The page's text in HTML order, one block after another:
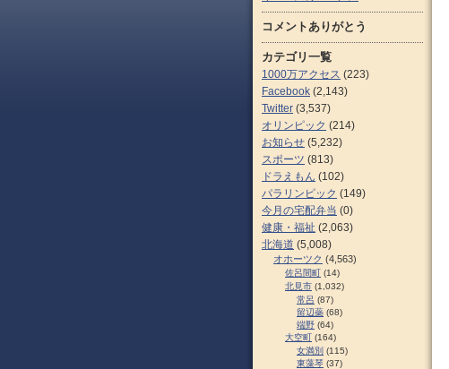
コメントありがとう
カテゴリ一覧
1000万アクセス (223)
Facebook (2,143)
Twitter (3,537)
オリンピック (214)
お知らせ (5,232)
スポーツ (813)
ドラえもん (102)
パラリンピック (149)
今月の宅配弁当 (0)
健康・福祉 (2,063)
北海道 (5,008)
オホーツク (4,563)
佐呂間町 (14)
北見市 (1,032)
常呂 (87)
留辺蘂 (68)
端野 (64)
大空町 (164)
女満別 (115)
東藻琴 (37)